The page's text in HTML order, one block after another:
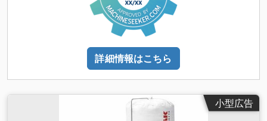
詳細情報はこちら
小型広告